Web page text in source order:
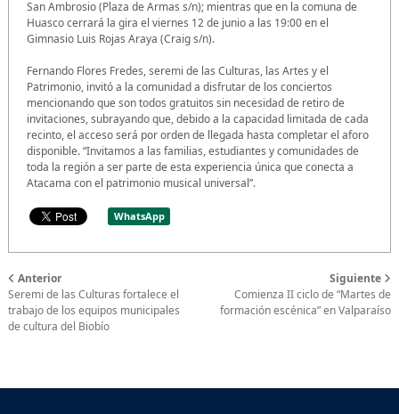
San Ambrosio (Plaza de Armas s/n); mientras que en la comuna de
Huasco cerrará la gira el viernes 12 de junio a las 19:00 en el
Gimnasio Luis Rojas Araya (Craig s/n).
Fernando Flores Fredes, seremi de las Culturas, las Artes y el
Patrimonio, invitó a la comunidad a disfrutar de los conciertos
mencionando que son todos gratuitos sin necesidad de retiro de
invitaciones, subrayando que, debido a la capacidad limitada de cada
recinto, el acceso será por orden de llegada hasta completar el aforo
disponible. “Invitamos a las familias, estudiantes y comunidades de
toda la región a ser parte de esta experiencia única que conecta a
Atacama con el patrimonio musical universal”.
WhatsApp
Anterior
Seremi de las Culturas fortalece el
trabajo de los equipos municipales
de cultura del Biobío
Siguiente
Comienza II ciclo de “Martes de
formación escénica” en Valparaíso